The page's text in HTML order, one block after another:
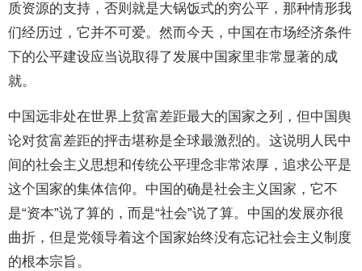
质资源的支持，否则就是大锅饭式的穷公平，那种情形我
们经历过，它并不可爱。然而今天，中国在市场经济条件
下的公平建设应当说取得了发展中国家里非常显著的成
就。
中国远非处在世界上贫富差距最大的国家之列，但中国舆
论对贫富差距的抨击堪称是全球最激烈的。这说明人民中
间的社会主义思想和传统公平理念非常浓厚，追求公平是
这个国家的集体信仰。中国的确是社会主义国家，它不
是“资本”说了算的，而是“社会”说了算。中国的发展亦很
曲折，但是党领导着这个国家始终没有忘记社会主义制度
的根本宗旨。